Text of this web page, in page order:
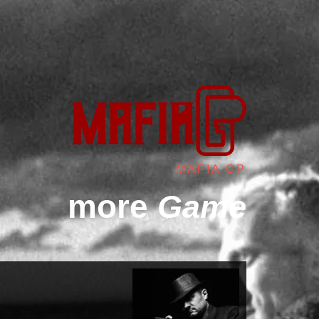
MAFIA GP
moreGame